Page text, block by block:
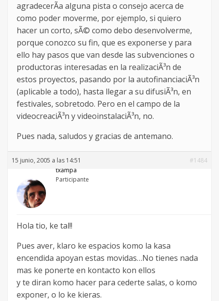
agradecerÃ­a alguna pista o consejo acerca de
como poder moverme, por ejemplo, si quiero
hacer un corto, sÃ© como debo desenvolverme,
porque conozco su fin, que es exponerse y para
ello hay pasos que van desde las subvenciones o
productoras interesadas en la realizaciÃ³n de
estos proyectos, pasando por la autofinanciaciÃ³n
(aplicable a todo), hasta llegar a su difusiÃ³n, en
festivales, sobretodo. Pero en el campo de la
videocreaciÃ³n y videoinstalaciÃ³n, no.
Pues nada, saludos y gracias de antemano.
15 junio, 2005 a las 14:51
#1484
txampa
Participante
Hola tio, ke tal!!
Pues aver, klaro ke espacios komo la kasa
encendida apoyan estas movidas…No tienes nada
mas ke ponerte en kontacto kon ellos
y te diran komo hacer para cederte salas, o komo
exponer, o lo ke kieras.